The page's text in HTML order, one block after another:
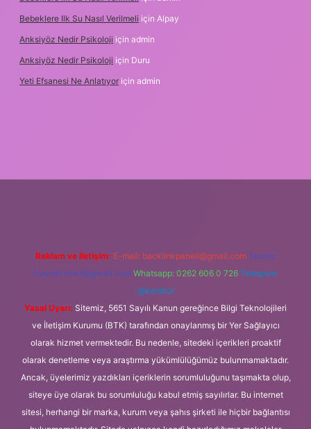
Bebeklere Ilk Su Nasıl Verilmeli için Alpay
Anksiyöz Nedir Psikoloji için admin
Anksiyöz Nedir Psikoloji için Duru
Yeti Efsanesi Ne Anlatıyor için admin
Reklam ve İletişim: E-mail: backlinkpaneli@gmail.com Teams:
forumhizmeti@gmail.com Whatsapp: 0262 606 0 726 Telegram:
@karabul
Yasal Uyarı: Sitemiz, 5651 Sayılı Kanun gereğince Bilgi Teknolojileri
ve İletişim Kurumu (BTK) tarafından onaylanmış bir Yer Sağlayıcı
olarak hizmet vermektedir. Bu nedenle, sitedeki içerikleri proaktif
olarak denetleme veya araştırma yükümlülüğümüz bulunmamaktadır.
Ancak, üyelerimiz yazdıkları içeriklerin sorumluluğunu taşımakta olup,
siteye üye olarak bu sorumluluğu kabul etmiş sayılırlar. Bu internet
sitesi, herhangi bir marka, kurum veya şahıs şirketi ile hiçbir bağlantısı